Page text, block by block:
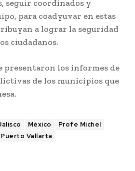
seguir coordinados y
para coadyuvar en estas
a lograr la seguridad
ciudadanos.
presentaron los informes de
de los municipios que
México
Profe Michel
Puerto Vallarta